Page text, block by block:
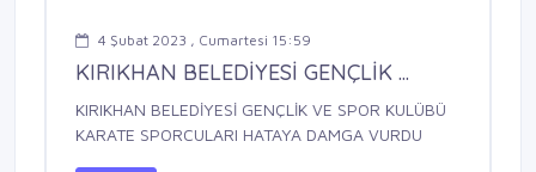
4 Şubat 2023 , Cumartesi 15:59
KIRIKHAN BELEDİYESİ GENÇLİK ...
KIRIKHAN BELEDİYESİ GENÇLİK VE SPOR KULÜBÜ
KARATE SPORCULARI HATAYA DAMGA VURDU